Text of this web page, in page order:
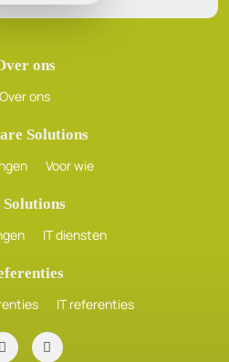
ons
Over ons
Solutions
Voor wie
IT diensten
IT referenties